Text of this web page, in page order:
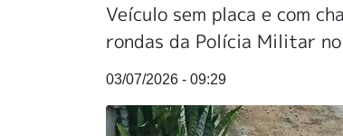
Veículo sem placa e com
rondas da Polícia Militar
03/07/2026 - 09:29